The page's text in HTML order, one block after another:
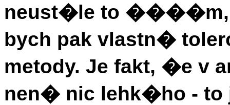
neust�le to ����m,
bych pak vlastn�
metody. Je fakt, �e v
nen� nic lehk�ho -